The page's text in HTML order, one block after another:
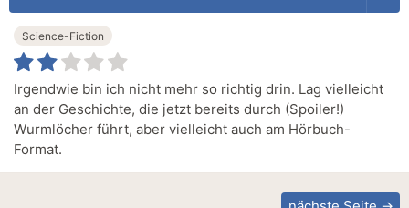
Science-Fiction
Irgendwie bin ich nicht mehr so richtig drin. Lag vielleicht
an der Geschichte, die jetzt bereits durch (Spoiler!)
Wurmlöcher führt, aber vielleicht auch am Hörbuch-
Format.